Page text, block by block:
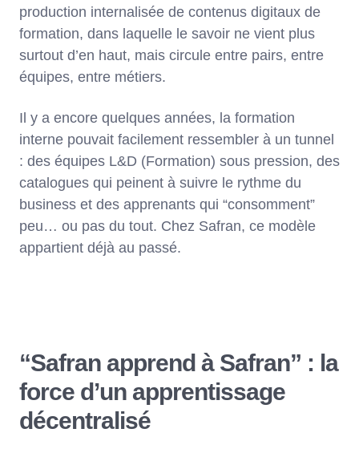
production internalisée de contenus digitaux de
formation, dans laquelle le savoir ne vient plus
surtout d’en haut, mais circule entre pairs, entre
équipes, entre métiers.
Il y a encore quelques années, la formation
interne pouvait facilement ressembler à un tunnel
: des équipes L&D (Formation) sous pression, des
catalogues qui peinent à suivre le rythme du
business et des apprenants qui “consomment”
peu… ou pas du tout. Chez Safran, ce modèle
appartient déjà au passé.
“Safran apprend à Safran” : la
force d’un apprentissage
décentralisé